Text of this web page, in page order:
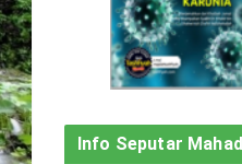
Info Seputar Mahad